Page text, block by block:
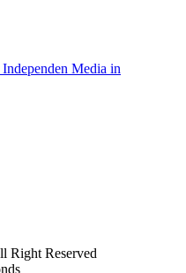
Media in
Right Reserved